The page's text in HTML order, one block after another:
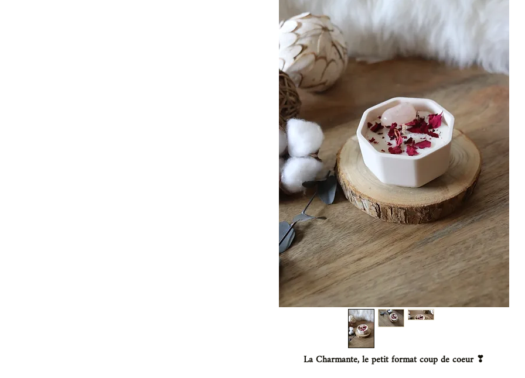
La Charmante, le petit format coup de coeur ❣